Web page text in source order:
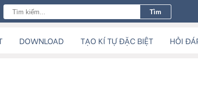
DOWNLOAD TẠO KÍ TỰ ĐẶC BIỆT HỎI